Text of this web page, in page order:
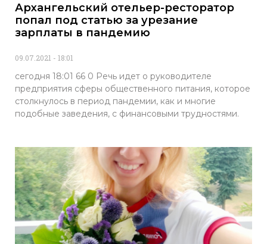
Архангельский отельер-ресторатор
попал под статью за урезание
зарплаты в пандемию
09.07.2021 18:01
сегодня 18:01 66 0 Речь идет о руководителе
предприятия сферы общественного питания, которое
столкнулось в период пандемии, как и многие
подобные заведения, с финансовыми трудностями.